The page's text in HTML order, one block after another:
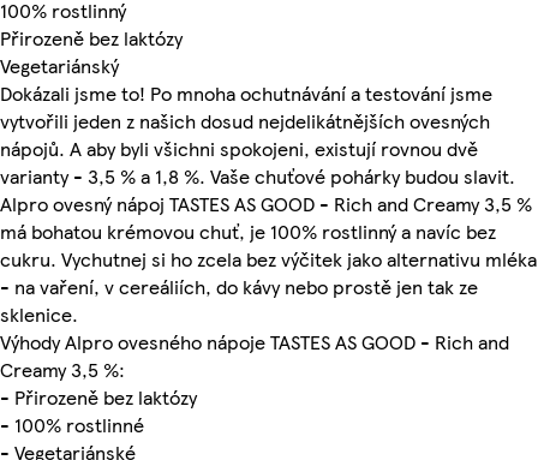
100% rostlinný
Přirozeně bez laktózy
Vegetariánský
Dokázali jsme to! Po mnoha ochutnávání a testování jsme
vytvořili jeden z našich dosud nejdelikátnějších ovesných
nápojů. A aby byli všichni spokojeni, existují rovnou dvě
varianty - 3,5 % a 1,8 %. Vaše chuťové pohárky budou slavit.
Alpro ovesný nápoj TASTES AS GOOD - Rich and Creamy 3,5 %
má bohatou krémovou chuť, je 100% rostlinný a navíc bez
cukru. Vychutnej si ho zcela bez výčitek jako alternativu mléka
- na vaření, v cereáliích, do kávy nebo prostě jen tak ze
sklenice.
Výhody Alpro ovesného nápoje TASTES AS GOOD - Rich and
Creamy 3,5 %:
- Přirozeně bez laktózy
- 100% rostlinné
- Vegetariánské